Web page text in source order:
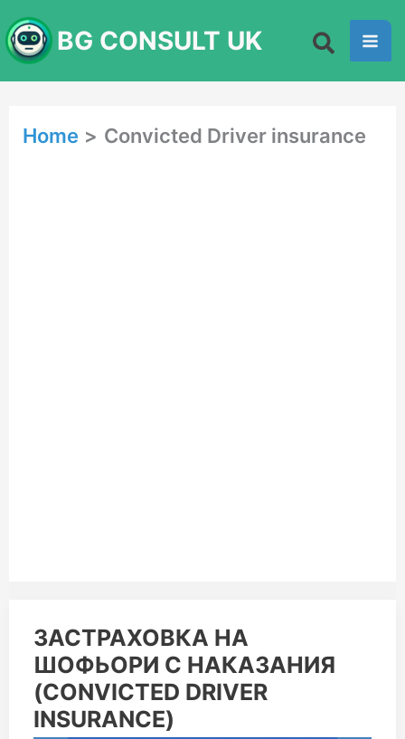
to
content
BG CONSULT UK
Home Convicted Driver insurance
ЗАСТРАХОВКА НА
ШОФЬОРИ С НАКАЗАНИЯ
(CONVICTED DRIVER
INSURANCE)
ЗАСТРАХОВКА
НА
ШОФЬОРИ
С
НАКАЗАНИЯ
(CONVICTED
DRIVER